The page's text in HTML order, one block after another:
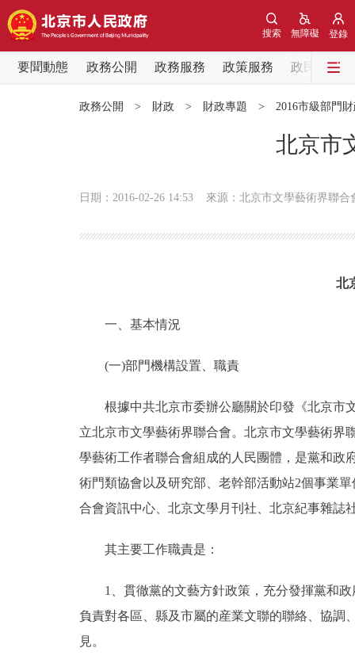
登錄
無障礙
搜索
要聞動態 政務公開 政務服務 政策服務
政民互動
政務服務
個人服務
政民互動
政務公開 > 財政 > 財政專題 > 2016市級部門
北京市
日期：2016-02-26 14:53 來源：北京市文學藝術界聯合
北
一、基本情況
(一)部門機構設置、職責
根據中共北京市委辦公廳關於印發《北京市文
立北京市文學藝術界聯合會。北京市文學藝術界
學藝術工作者聯合會組成的人民團體，是黨和政
術門類協會以及研究部、老幹部活動站2個事業
合會資訊中心、北京文學月刊社、北京紀事雜誌
其主要工作職責是：
1、貫徹黨的文藝方針政策，充分發揮黨和政
負責對各區、縣及市屬的産業文聯的聯絡、協調
見。